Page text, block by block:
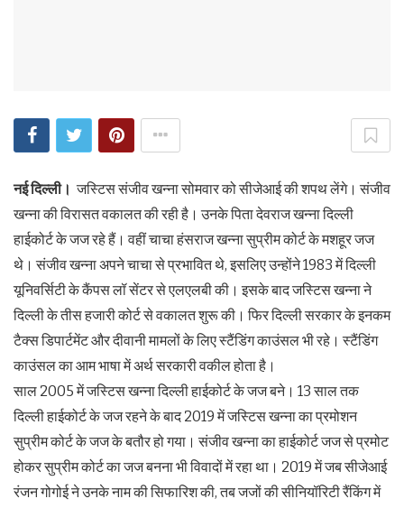
नई दिल्ली। जस्टिस संजीव खन्ना सोमवार को सीजेआई की शपथ लेंगे। संजीव
खन्ना की विरासत वकालत की रही है। उनके पिता देवराज खन्ना दिल्ली
हाईकोर्ट के जज रहे हैं। वहीं चाचा हंसराज खन्ना सुप्रीम कोर्ट के मशहूर जज
थे। संजीव खन्ना अपने चाचा से प्रभावित थे, इसलिए उन्होंने 1983 में दिल्ली
यूनिवर्सिटी के कैंपस लॉ सेंटर से एलएलबी की। इसके बाद जस्टिस खन्ना ने
दिल्ली के तीस हजारी कोर्ट से वकालत शुरू की। फिर दिल्ली सरकार के इनकम
टैक्स डिपार्टमेंट और दीवानी मामलों के लिए स्टैंडिंग काउंसल भी रहे। स्टैंडिंग
काउंसल का आम भाषा में अर्थ सरकारी वकील होता है।
साल 2005 में जस्टिस खन्ना दिल्ली हाईकोर्ट के जज बने। 13 साल तक
दिल्ली हाईकोर्ट के जज रहने के बाद 2019 में जस्टिस खन्ना का प्रमोशन
सुप्रीम कोर्ट के जज के बतौर हो गया। संजीव खन्ना का हाईकोर्ट जज से प्रमोट
होकर सुप्रीम कोर्ट का जज बनना भी विवादों में रहा था। 2019 में जब सीजेआई
रंजन गोगोई ने उनके नाम की सिफारिश की, तब जजों की सीनियॉरिटी रैंकिंग में